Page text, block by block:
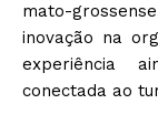
mato-
inovação na
experiência
conectada ao